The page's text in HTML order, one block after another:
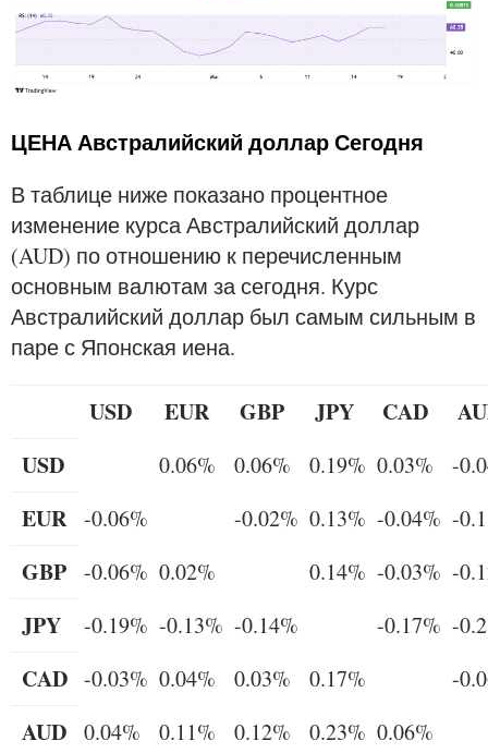
ЦЕНА Австралийский доллар Сегодня
В таблице ниже показано процентное
изменение курса Австралийский доллар
(AUD) по отношению к перечисленным
основным валютам за сегодня. Курс
Австралийский доллар был самым сильным в
паре с Японская иена.
USD EUR GBP JPY CAD
USD
0.06% 0.06% 0.19% 0.03% -
EUR -0.06% -0.02% 0.13% -0.04% -
GBP -0.06% 0.02% 0.14% -0.03% -
JPY -0.19% -0.13% -0.14% -0.17% -
CAD -0.03% 0.04% 0.03% 0.17% -
AUD 0.04% 0.11% 0.12% 0.23% 0.06%